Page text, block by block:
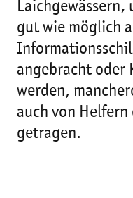
Laichgewässern,
gut wie möglich
angebracht oder
werden,
auch von
getragen.